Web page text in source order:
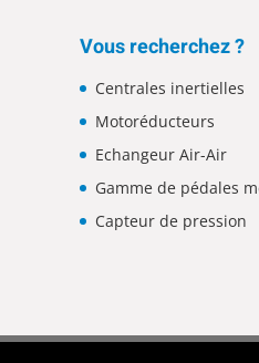
Vous recherchez ?
Centrales inertielles
Motoréducteurs
Echangeur Air-Air
Gamme de pédales
Capteur de pression